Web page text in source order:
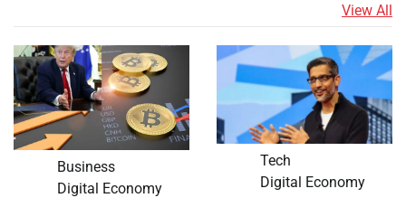
View All
Business
Digital Economy
Tech
Digital Economy